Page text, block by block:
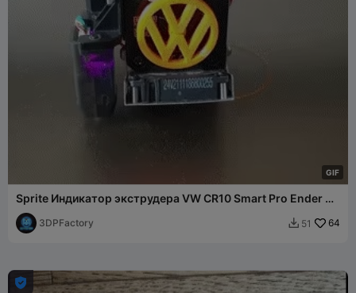
GIF
Sprite Индикатор экструдера VW CR10 Smart Pro Ender S1
3 Prusa
3DPFactory  51 64
